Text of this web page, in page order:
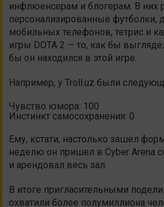
инфлюенсерам и блогерам. В них
персонализированные футболки,
мобильных телефонов, тетрис и
игры DOTA 2 — то, как бы
бы он находился в этой игре.
Например, у Troll.uz были
Чувство юмора: 100
Инстинкт самосохранения: 0
Ему, кстати, настолько зашел
неделю он пришел в Cyber Arena
и арендовал весь зал.
В итоге пригласительными
охватили более полумиллиона